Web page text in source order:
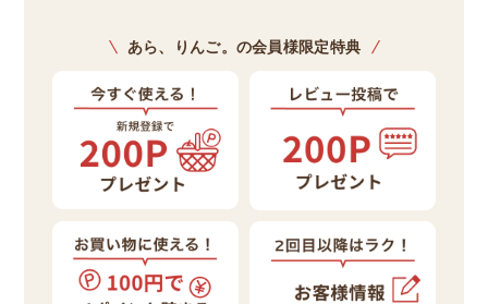
あら、りんご。の会員様限定特典